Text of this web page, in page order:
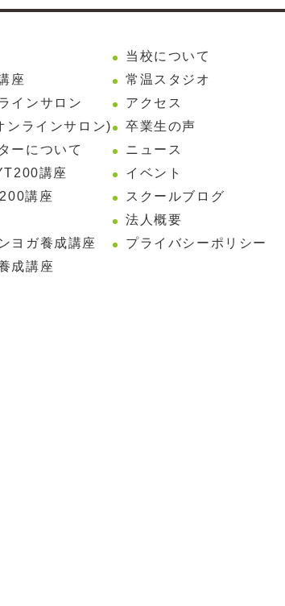
座
インサロン
ンラインサロン)
ーについて
講座
講座
ヨガ養成講座
成講座
当校について
常温スタジオ
アクセス
卒業生の声
ニュース
イベント
スクールブログ
法人概要
プライバシーポリシー